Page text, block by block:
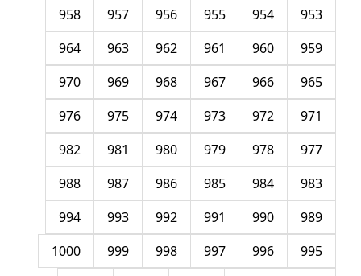
953
954
955
956
957
958
959
960
961
962
963
964
965
966
967
968
969
970
971
972
973
974
975
976
977
978
979
980
981
982
983
984
985
986
987
988
989
990
991
992
993
994
995
996
997
998
999
1000